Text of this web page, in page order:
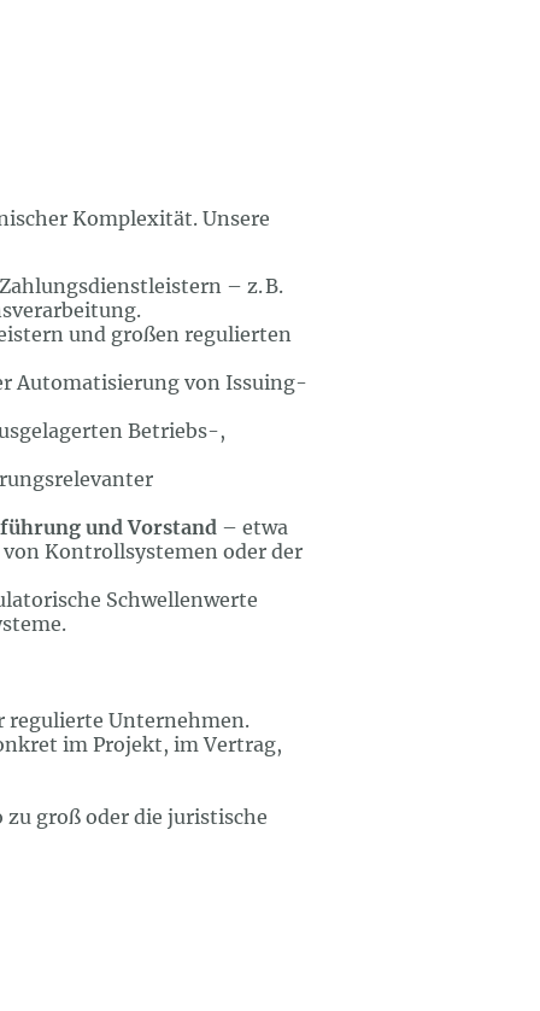
Komplexität. Unsere
– z. B.
und großen regulierten
Automatisierung von Issuing-
Betriebs-,
und Vorstand – etwa
Kontrollsystemen oder der
Schwellenwerte
regulierte Unternehmen.
im Projekt, im Vertrag,
groß oder die juristische